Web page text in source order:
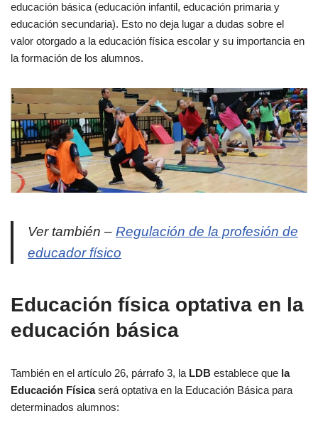
educación básica (educación infantil, educación primaria y
educación secundaria). Esto no deja lugar a dudas sobre el
valor otorgado a la educación física escolar y su importancia en
la formación de los alumnos.
Ver también – Regulación de la profesión de
educador físico
Educación física optativa en la
educación básica
También en el artículo 26, párrafo 3, la LDB establece que la
Educación Físicaserá optativa en la Educación Básica para
determinados alumnos: